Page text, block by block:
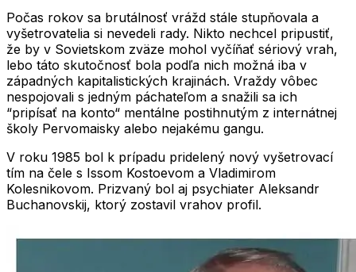
Počas rokov sa brutálnosť vrážd stále stupňovala a
vyšetrovatelia si nevedeli rady. Nikto nechcel pripustiť,
že by v Sovietskom zväze mohol vyčíňať sériový vrah,
lebo táto skutočnosť bola podľa nich možná iba v
západných kapitalistických krajinách. Vraždy vôbec
nespojovali s jedným páchateľom a snažili sa ich
“pripísať na konto“ mentálne postihnutým z internátnej
školy Pervomaisky alebo nejakému gangu.
V roku 1985 bol k prípadu pridelený nový vyšetrovací
tím na čele s Issom Kostoevom a Vladimirom
Kolesnikovom. Prizvaný bol aj psychiater Aleksandr
Buchanovskij, ktorý zostavil vrahov profil.